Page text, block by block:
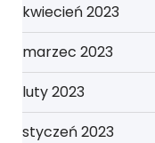
kwiecień 2023
marzec 2023
luty 2023
styczeń 2023